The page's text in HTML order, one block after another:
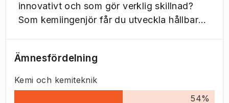
innovativt och som gör verklig skillnad?
Som kemiingenjör får du utveckla hållbara
Ämnesfördelning
Kemi och kemiteknik
54%